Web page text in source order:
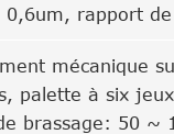
0,6um, rapport
mécanique
palette à six
brassage: 50 ~